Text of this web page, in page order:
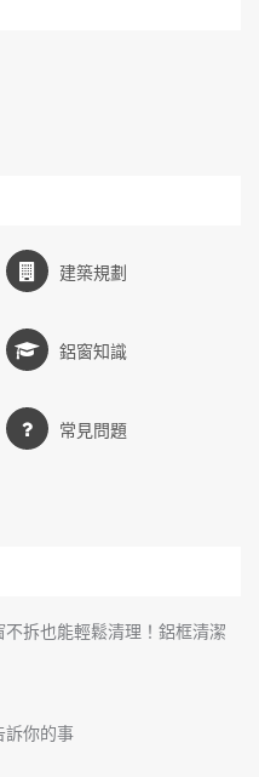
建築規劃
鋁窗知識
常見問題
不拆也能輕鬆清理！鋁框清潔
訴你的事